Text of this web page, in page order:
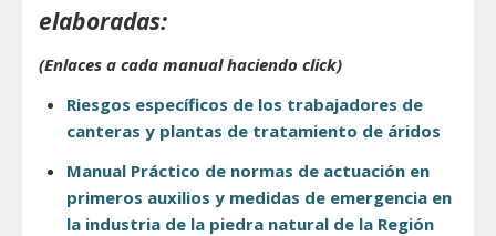
elaboradas:
(Enlaces a cada manual haciendo click)
Riesgos específicos de los trabajadores de
canteras y plantas de tratamiento de áridos
Manual Práctico de normas de actuación en
primeros auxilios y medidas de emergencia en
la industria de la piedra natural de la Región